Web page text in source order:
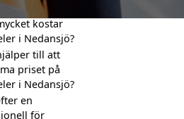
kostar
i Nedansjö?
till att
priset på
i Nedansjö?
en
för